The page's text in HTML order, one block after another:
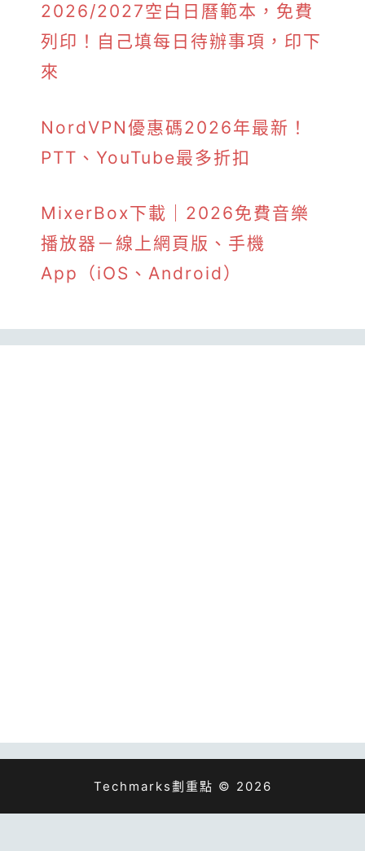
2026/2027空白日曆範本，免費
列印！自己填每日待辦事項，印下
來
NordVPN優惠碼2026年最新！
PTT、YouTube最多折扣
MixerBox下載｜2026免費音樂
播放器－線上網頁版、手機
App（iOS、Android）
Techmarks劃重點 © 2026